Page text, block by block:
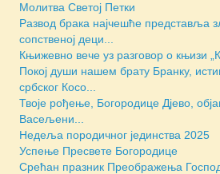
Молитва Светој Петки
Развод брака најчешће представља
сопственој деци...
Књижевно вече уз разговор о књизи
Покој души нашем брату Бранку,
србског Косо...
Твоје рођење, Богородице Дјево,
Васељени...
Недеља породичног јединства 2025
Успење Пресвете Богородице
Срећан празник Преображења